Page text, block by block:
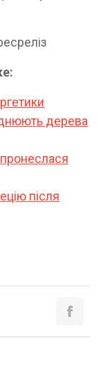
дерева
після